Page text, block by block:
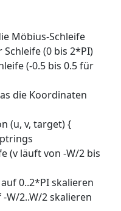
Möbius-Schleife
(0 bis 2*PI)
(-0.5 bis 0.5 für
die Koordinaten
(u, v, target) {
(v läuft von -W/2 bis
0..2*PI skalieren
-W/2..W/2 skalieren